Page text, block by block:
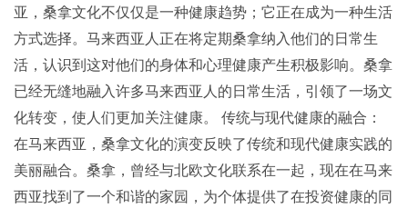
亚，桑拿文化不仅仅是一种健康趋势；它正在成为一种生活
方式选择。马来西亚人正在将定期桑拿纳入他们的日常生
活，认识到这对他们的身体和心理健康产生积极影响。桑拿
已经无缝地融入许多马来西亚人的日常生活，引领了一场文
化转变，使人们更加关注健康。 传统与现代健康的融合：
在马来西亚，桑拿文化的演变反映了传统和现代健康实践的
美丽融合。桑拿，曾经与北欧文化联系在一起，现在在马来
西亚找到了一个和谐的家园，为个体提供了在投资健康的同